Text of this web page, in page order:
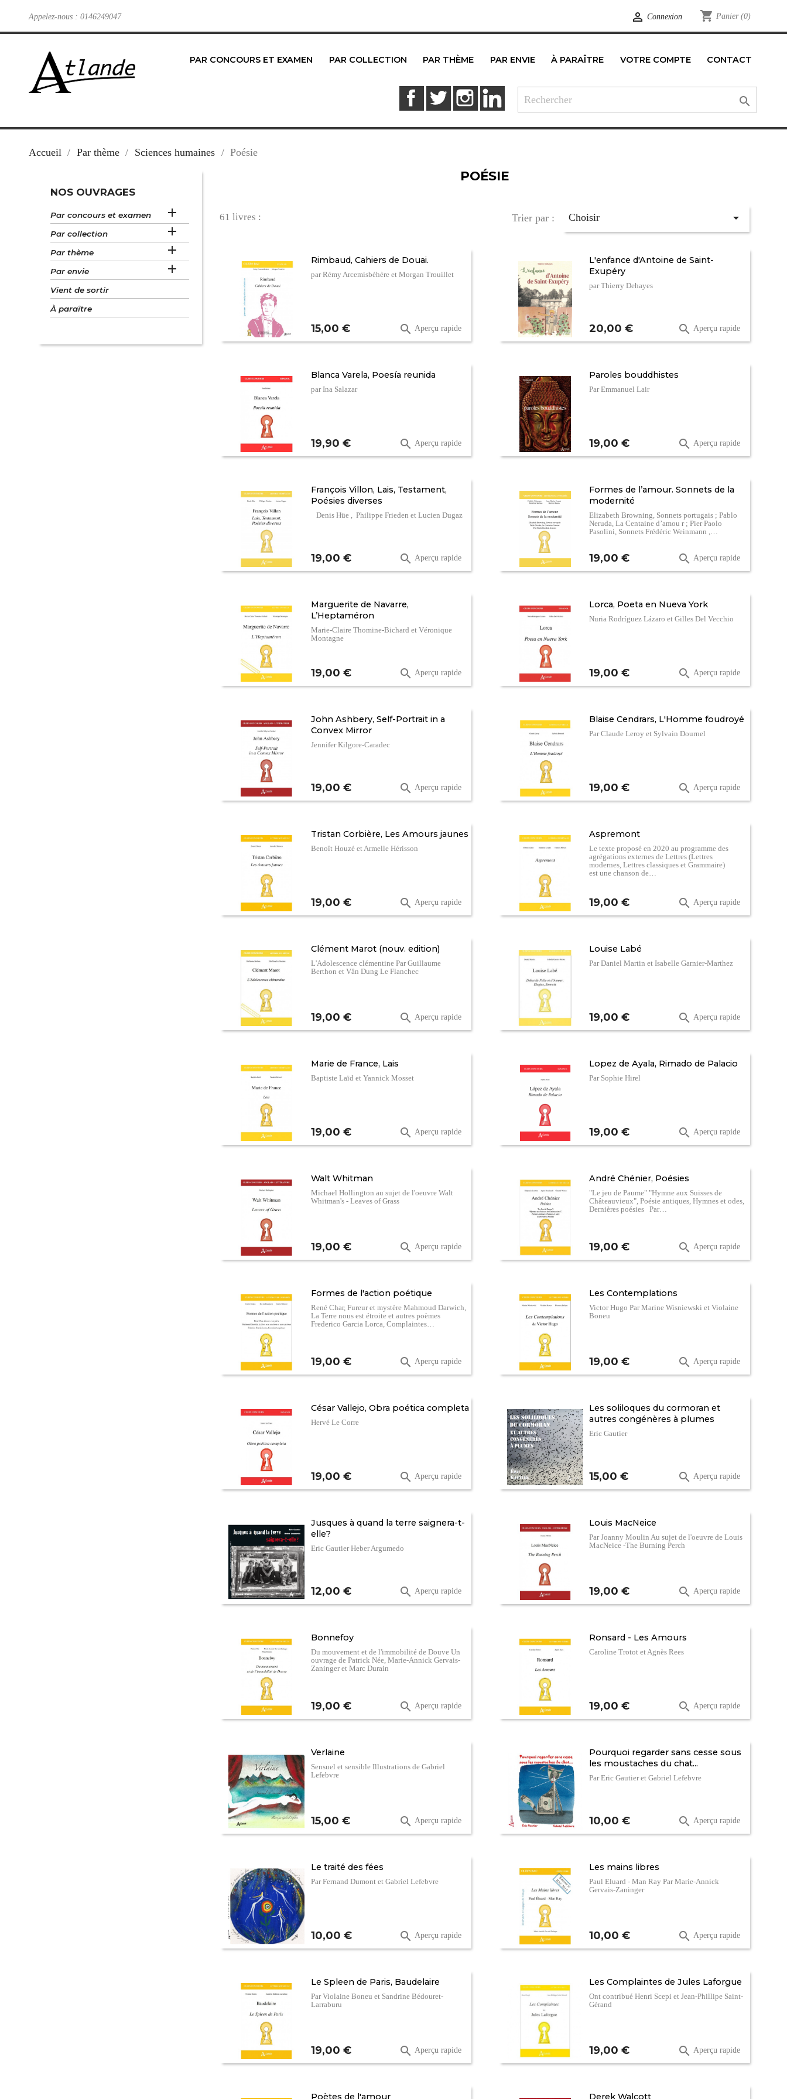
Appelez-nous : 0146249047  Connexion shopping_cart Panier (0)
PAR CONCOURS ET EXAMEN PAR COLLECTION PAR THÈME PAR ENVIE À PARAÎTRE VOTRE COMPTE CONTACT
FacebookTwitter Instagram

Accueil Par thème Sciences humaines Poésie
NOS OUVRAGES
Par concours et examen 
Par collection 
Par thème 
Par envie 
Vient de sortir
À paraître
POÉSIE
61 livres : Trier par : Choisir 
Rimbaud, Cahiers de Douai.
par Rémy Arcemisbéhère et Morgan Trouillet
Prix
15,00 €  Aperçu rapide
L'enfance d'Antoine de Saint-
Exupéry
par Thierry Dehayes
Prix
20,00 €  Aperçu rapide
Blanca Varela, Poesía reunida
par Ina Salazar
Prix
19,90 €  Aperçu rapide
Paroles bouddhistes
Par Emmanuel Lair
Prix
19,00 €  Aperçu rapide
François Villon, Lais, Testament,
Poésies diverses
Denis Hüe , Philippe Frieden et Lucien Dugaz
Prix
19,00 €  Aperçu rapide
Formes de l’amour. Sonnets de la
modernité
Elizabeth Browning, Sonnets portugais ; Pablo
Neruda, La Centaine d’amou r ; Pier Paolo
Pasolini, Sonnets Frédéric Weinmann ,…
Prix
19,00 €  Aperçu rapide
Marguerite de Navarre,
L’Heptaméron
Marie-Claire Thomine-Bichard et Véronique
Montagne
Prix
19,00 €  Aperçu rapide
Lorca, Poeta en Nueva York
Nuria Rodríguez Lázaro et Gilles Del Vecchio
Prix
19,00 €  Aperçu rapide
John Ashbery, Self-Portrait in a
Convex Mirror
Jennifer Kilgore-Caradec
Prix
19,00 €  Aperçu rapide
Blaise Cendrars, L'Homme foudroyé
Par Claude Leroy et Sylvain Dournel
Prix
19,00 €  Aperçu rapide
Tristan Corbière, Les Amours jaunes
Benoît Houzé et Armelle Hérisson
Prix
19,00 €  Aperçu rapide
Aspremont
Le texte proposé en 2020 au programme des
agrégations externes de Lettres (Lettres
modernes, Lettres classiques et Grammaire)
est une chanson de…
Prix
19,00 €  Aperçu rapide
Clément Marot (nouv. edition)
L'Adolescence clémentine Par Guillaume
Berthon et Vân Dung Le Flanchec
Prix
19,00 €  Aperçu rapide
Louise Labé
Par Daniel Martin et Isabelle Garnier-Marthez
Prix
19,00 €  Aperçu rapide
Marie de France, Lais
Baptiste Laïd et Yannick Mosset
Prix
19,00 €  Aperçu rapide
Lopez de Ayala, Rimado de Palacio
Par Sophie Hirel
Prix
19,00 €  Aperçu rapide
Walt Whitman
Michael Hollington au sujet de l'oeuvre Walt
Whitman's - Leaves of Grass
Prix
19,00 €  Aperçu rapide
André Chénier, Poésies
"Le jeu de Paume" "Hymne aux Suisses de
Châteauvieux", Poésie antiques, Hymnes et odes,
Dernières poésies Par…
Prix
19,00 €  Aperçu rapide
Formes de l'action poétique
René Char, Fureur et mystère Mahmoud Darwich,
La Terre nous est étroite et autres poèmes
Frederico Garcia Lorca, Complaintes…
Prix
19,00 €  Aperçu rapide
Les Contemplations
Victor Hugo Par Marine Wisniewski et Violaine
Boneu
Prix
19,00 €  Aperçu rapide
César Vallejo, Obra poética completa
Hervé Le Corre
Prix
19,00 €  Aperçu rapide
Les soliloques du cormoran et
autres congénères à plumes
Eric Gautier
Prix
15,00 €  Aperçu rapide
Jusques à quand la terre saignera-t-
elle?
Eric Gautier Heber Argumedo
Prix
12,00 €  Aperçu rapide
Louis MacNeice
Par Joanny Moulin Au sujet de l'oeuvre de Louis
MacNeice -The Burning Perch
Prix
19,00 €  Aperçu rapide
Bonnefoy
Du mouvement et de l'immobilité de Douve Un
ouvrage de Patrick Née, Marie-Annick Gervais-
Zaninger et Marc Durain
Prix
19,00 €  Aperçu rapide
Ronsard - Les Amours
Caroline Trotot et Agnès Rees
Prix
19,00 €  Aperçu rapide
Verlaine
Sensuel et sensible Illustrations de Gabriel
Lefebvre
Prix
15,00 €  Aperçu rapide
Pourquoi regarder sans cesse sous
les moustaches du chat...
Par Eric Gautier et Gabriel Lefebvre
Prix
10,00 €  Aperçu rapide
Le traité des fées
Par Fernand Dumont et Gabriel Lefebvre
Prix
10,00 €  Aperçu rapide
Les mains libres
Paul Eluard - Man Ray Par Marie-Annick
Gervais-Zaninger
Prix
10,00 €  Aperçu rapide
Le Spleen de Paris, Baudelaire
Par Violaine Boneu et Sandrine Bédouret-
Larraburu
Prix
19,00 €  Aperçu rapide
Les Complaintes de Jules Laforgue
Ont contribué Henri Scepi et Jean-Phillipe Saint-
Gérand
Prix
19,00 €  Aperçu rapide
Poètes de l'amour Derek Walcott